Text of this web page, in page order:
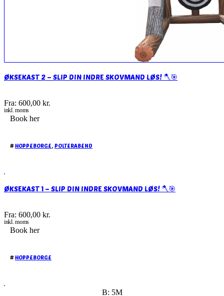
ØKSEKAST 2 – SLIP DIN INDRE SKOVMAND LØS! 🪓🎯
Fra: 600,00 kr.
inkl. moms
Book her
#HOPPEBORGE POLTERABEND
ØKSEKAST 1 – SLIP DIN INDRE SKOVMAND LØS! 🪓🎯
Fra: 600,00 kr.
inkl. moms
Book her
#HOPPEBORGE
B: 5M